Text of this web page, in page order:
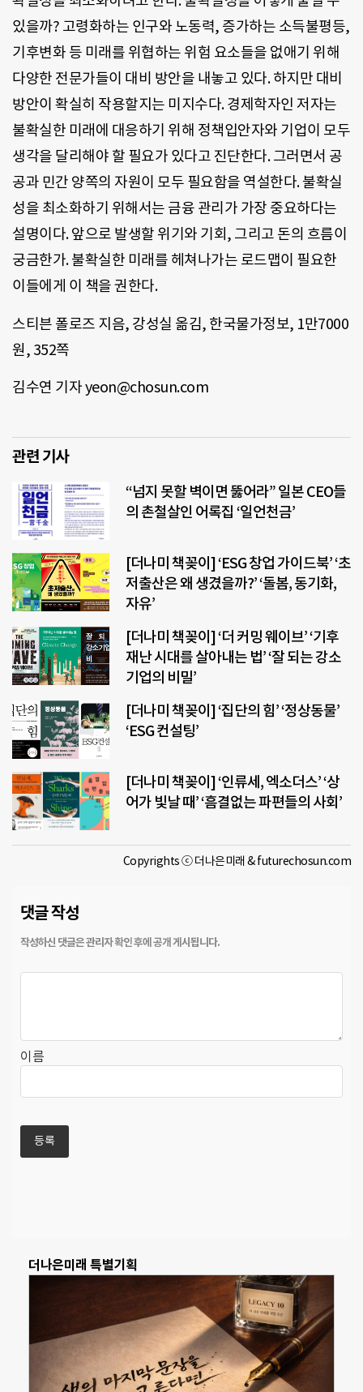
있을까? 고령화하는 인구와 노동력, 증가하는 소득불평등,
기후변화 등 미래를 위협하는 위험 요소들을 없애기 위해
다양한 전문가들이 대비 방안을 내놓고 있다. 하지만 대비
방안이 확실히 작용할지는 미지수다. 경제학자인 저자는
불확실한 미래에 대응하기 위해 정책입안자와 기업이 모두
생각을 달리해야 할 필요가 있다고 진단한다. 그러면서 공
공과 민간 양쪽의 자원이 모두 필요함을 역설한다. 불확실
성을 최소화하기 위해서는 금융 관리가 가장 중요하다는
설명이다. 앞으로 발생할 위기와 기회, 그리고 돈의 흐름이
궁금한가. 불확실한 미래를 헤쳐나가는 로드맵이 필요한
이들에게 이 책을 권한다.
스티븐 폴로즈 지음, 강성실 옮김, 한국물가정보, 1만7000
원, 352쪽
김수연 기자 yeon@chosun.com
관련 기사
“넘지 못할 벽이면 뚫어라” 일본 CEO들
의 촌철살인 어록집 ‘일언천금’
[더나미 책꽂이] ‘ESG 창업 가이드북’ ‘초
저출산은 왜 생겼을까?’ ‘돌봄, 동기화,
자유’
[더나미 책꽂이] ‘더 커밍 웨이브’ ‘기후
재난 시대를 살아내는 법’ ‘잘 되는 강소
기업의 비밀’
[더나미 책꽂이] ‘집단의 힘’ ‘정상동물’
‘ESG 컨설팅’
[더나미 책꽂이] ‘인류세, 엑소더스’ ‘상
어가 빛날 때’ ‘흠결없는 파편들의 사회’
Copyrights ⓒ 더나은미래 & futurechosun.com
댓글 작성
이름
더나은미래 특별기획